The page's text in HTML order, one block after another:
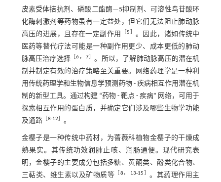
皮素受体拮抗剂、磷酸二酯酶—5抑制剂、可溶性鸟苷酸环
化酶刺激剂等药物虽有一定益处，但它们无法阻止肺动脉
高压的进展，且存在一定副作用
［5
。因此，诸如传统中
医药等替代疗法可能是一种副作用更少、成本更低的肺动
脉高压治疗选择 ［6， 7］ 。所以，了解肺动脉高压的潜在机
制并制定有效的治疗策略至关重要。网络药理学是一种利
用传统药理学和生物信息学预测药物 - 疾病相互作用潜在机
制的新型工具。通过构建 “药物 - 靶点 - 疾病” 网络，可用于
探索相互作用的蛋白质，并确定它们涉及哪些生物学功能
及通路
8-12 。
金樱子是一种传统中药材，为蔷薇科植物金樱子的干燥成
熟果实。其传统功效润肺止咳、润肠通便。现代研究表
明，金樱子的主要成分包括多糖、黄酮类、酚类化合物、
三萜类、维生素以及矿物质等
8， 13-15
。其药理作用主